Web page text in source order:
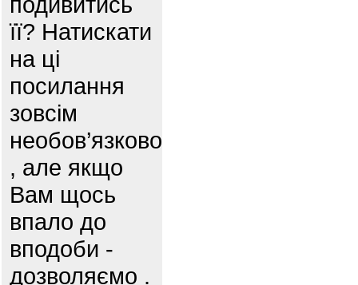
її? Натискати
на ці
посилання
зовсім
необов’язково
, але якщо
Вам щось
впало до
вподоби -
дозволяємо .